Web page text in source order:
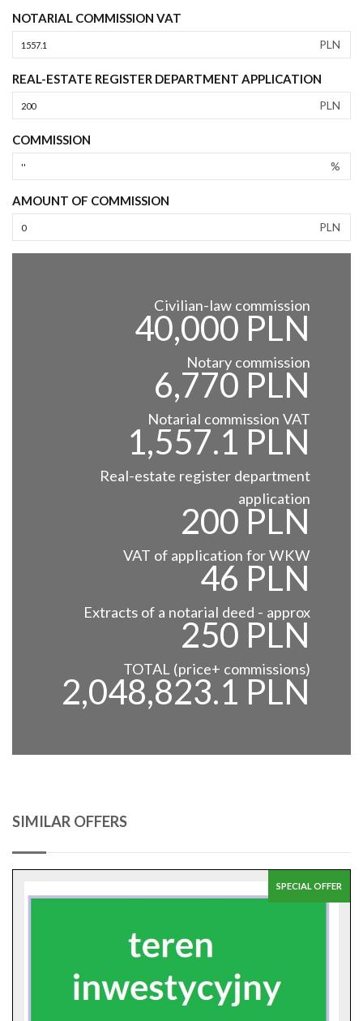
NOTARIAL COMMISSION VAT
PLN
REAL-ESTATE REGISTER DEPARTMENT APPLICATION
PLN
COMMISSION
%
AMOUNT OF COMMISSION
PLN
Civilian-law commission
40,000 PLN
Notary commission
6,770 PLN
Notarial commission VAT
1,557.1 PLN
Real-estate register department
application
200 PLN
VAT of application for WKW
46 PLN
Extracts of a notarial deed - approx
250 PLN
TOTAL (price+ commissions)
2,048,823.1 PLN
SIMILAR OFFERS
SPECIAL OFFER